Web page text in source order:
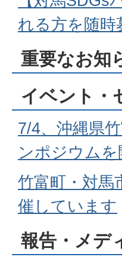
れる方を随時
重要なお知
イベント・
7/4、沖縄県
ンポジウム
竹富町・対馬
催しています
報告・メデ